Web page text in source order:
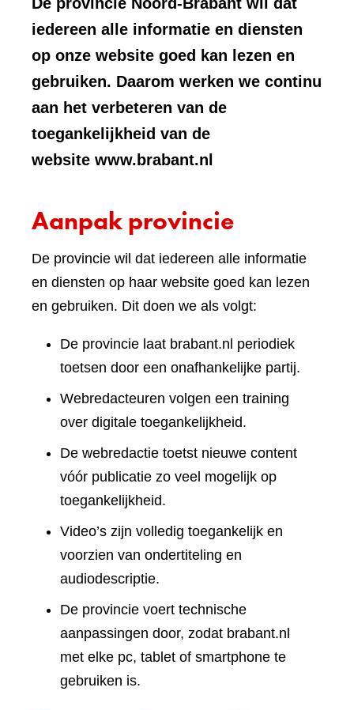
iedereen alle informatie en diensten
op onze website goed kan lezen en
gebruiken. Daarom werken we continu
aan het verbeteren van de
toegankelijkheid van de
website www.brabant.nl
Aanpak provincie
De provincie wil dat iedereen alle informatie
en diensten op haar website goed kan lezen
en gebruiken. Dit doen we als volgt:
De provincie laat brabant.nl periodiek
toetsen door een onafhankelijke partij.
Webredacteuren volgen een training
over digitale toegankelijkheid.
De webredactie toetst nieuwe content
vóór publicatie zo veel mogelijk op
toegankelijkheid.
Video’s zijn volledig toegankelijk en
voorzien van ondertiteling en
audiodescriptie.
De provincie voert technische
aanpassingen door, zodat brabant.nl
met elke pc, tablet of smartphone te
gebruiken is.